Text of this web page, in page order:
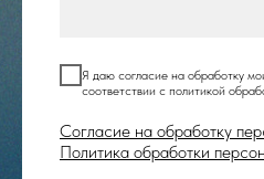
Я даю согласие на обработку
соответствии с политикой
Согласие на обработку
Политика обработки